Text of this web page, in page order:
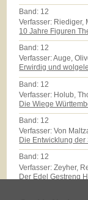
Band: 12
Verfasser: Riediger,
10 Jahre Figuren
Band: 12
Verfasser: Auge,
Erwirdig und
Band: 12
Verfasser: Holub,
Die Wiege
Band: 12
Verfasser: Von
Die Entwicklung
Band: 12
Verfasser: Zeyher,
Der Edel Gestreng